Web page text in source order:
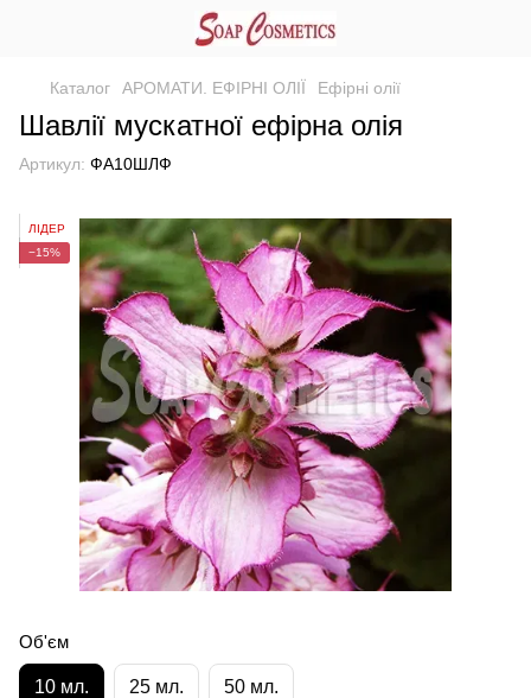
Каталог АРОМАТИ. ЕФІРНІ ОЛІЇ Ефірні олії
Шавлії мускатної ефірна олія
Артикул: ФА10ШЛФ
ЛІДЕР
−15%
Об'єм
10 мл. 25 мл. 50 мл.